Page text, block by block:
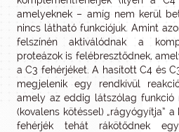
amelyeknek – amíg nem kerül
nincs látható funkciójuk. Amint
felszínén aktiválódnak a
proteázok is felébresztődnek,
a C3 fehérjéket. A hasított C4 és
megjelenik egy rendkívül
amely az eddig látszólag funkció
(kovalens kötéssel) „rágyógyítja”
fehérjék tehát rákötődnek